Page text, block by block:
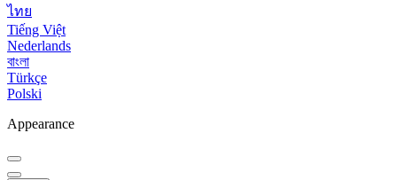
ไทย
Tiếng Việt
Nederlands
বাংলা
Türkçe
Polski
Appearance